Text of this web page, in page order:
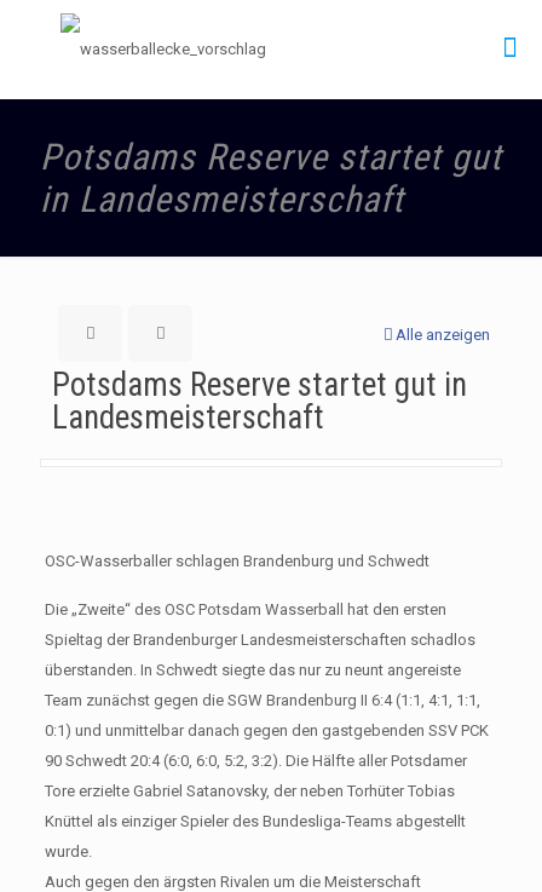
Potsdams Reserve startet gut
in Landesmeisterschaft
Alle anzeigen
Potsdams Reserve startet gut in
Landesmeisterschaft
OSC-Wasserballer schlagen Brandenburg und Schwedt
Die „Zweite“ des OSC Potsdam Wasserball hat den ersten
Spieltag der Brandenburger Landesmeisterschaften schadlos
überstanden. In Schwedt siegte das nur zu neunt angereiste
Team zunächst gegen die SGW Brandenburg II 6:4 (1:1, 4:1, 1:1,
0:1) und unmittelbar danach gegen den gastgebenden SSV PCK
90 Schwedt 20:4 (6:0, 6:0, 5:2, 3:2). Die Hälfte aller Potsdamer
Tore erzielte Gabriel Satanovsky, der neben Torhüter Tobias
Knüttel als einziger Spieler des Bundesliga-Teams abgestellt
wurde.
Auch gegen den ärgsten Rivalen um die Meisterschaft